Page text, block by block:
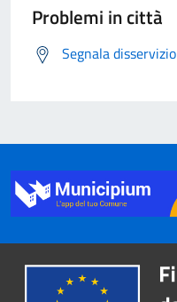
Problemi in città
Segnala disservizio